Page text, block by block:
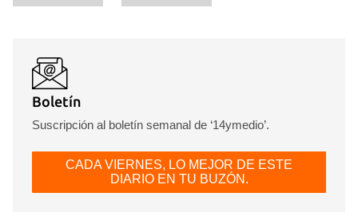
Boletín
Suscripción al boletín semanal de ‘14ymedio’.
CADA VIERNES, LO MEJOR DE ESTE
DIARIO EN TU BUZÓN.